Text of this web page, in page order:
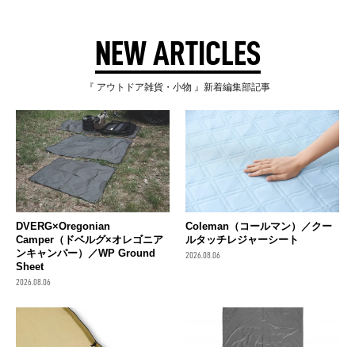
NEW ARTICLES
『 アウトドア雑貨・小物 』新着編集部記事
DVERG×Oregonian
Camper（ドベルグ×オレゴニア
ンキャンパー）／WP Ground
Sheet
2026.08.06
Coleman（コールマン）／クー
ルタッチレジャーシート
2026.08.06